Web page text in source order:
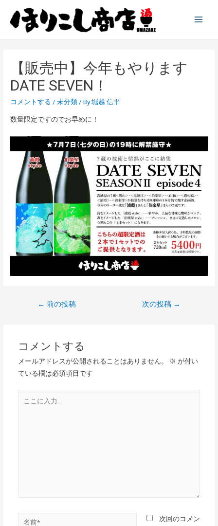
【販売中】今年もやります
DATE SEVEN！
コメントする /未分類/ By堀越 信平
数量限定ですのでお早めに！
ビ
ゲ
ー
シ
← 前の投稿 次の投稿 →
コメントする
メールアドレスが公開されることはありません。 ※ が付い
ている欄は必須項目です
次回のコメン